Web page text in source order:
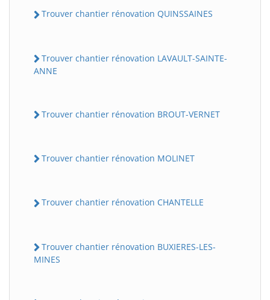
Trouver chantier rénovation QUINSSAINES
Trouver chantier rénovation LAVAULT-SAINTE-
ANNE
Trouver chantier rénovation BROUT-VERNET
Trouver chantier rénovation MOLINET
Trouver chantier rénovation CHANTELLE
Trouver chantier rénovation BUXIERES-LES-
MINES